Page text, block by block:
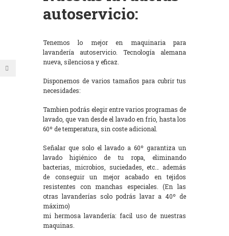
autoservicio:
Tenemos lo mejor en maquinaria para
lavandería autoservicio. Tecnología alemana
nueva, silenciosa y eficaz.
Disponemos de varios tamaños para cubrir tus
necesidades:
Tambien podrás elegir entre varios programas de
lavado, que van desde el lavado en frío, hasta los
60º de temperatura, sin coste adicional.
Señalar que solo el lavado a 60º garantiza un
lavado higiénico de tu ropa, eliminando
bacterias, microbios, suciedades, etc… además
de conseguir un mejor acabado en tejidos
resistentes con manchas especiales. (En las
otras lavanderías solo podrás lavar a 40º de
máximo)
mi hermosa lavandería: facil uso de nuestras
maquinas.